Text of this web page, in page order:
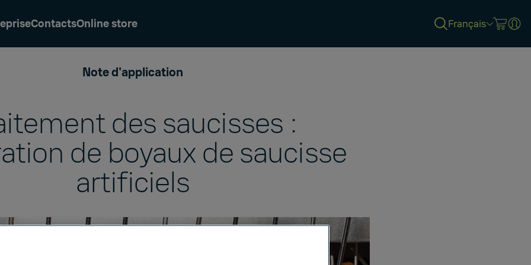
ContactsOnline store Français
Note d'application
des saucisses :
de boyaux de saucisse
artificiels